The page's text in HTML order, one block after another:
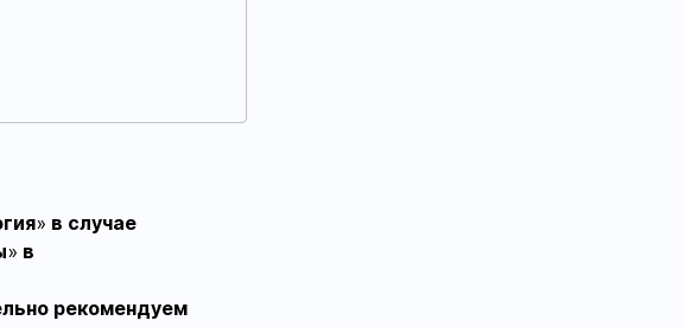
» в случае
» в
рекомендуем